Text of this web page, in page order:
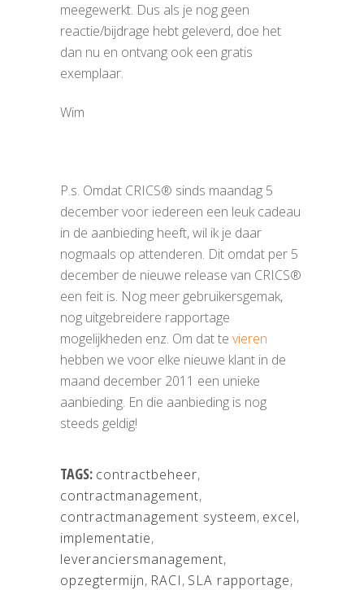
meegewerkt. Dus als je nog geen
reactie/bijdrage hebt geleverd, doe het
dan nu en ontvang ook een gratis
exemplaar.
Wim
P.s. Omdat CRICS® sinds maandag 5
december voor iedereen een leuk cadeau
in de aanbieding heeft, wil ik je daar
nogmaals op attenderen. Dit omdat per 5
december de nieuwe release van CRICS®
een feit is. Nog meer gebruikersgemak,
nog uitgebreidere rapportage
mogelijkheden enz. Om dat te vieren
hebben we voor elke nieuwe klant in de
maand december 2011 een unieke
aanbieding. En die aanbieding is nog
steeds geldig!
TAGS: contractbeheer,
contractmanagement,
contractmanagement systeem, excel,
implementatie,
leveranciersmanagement,
opzegtermijn, RACI, SLA rapportage,